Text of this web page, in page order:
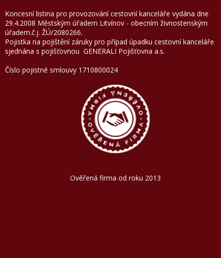
Koncesní listina pro provozování cestovní kanceláře vydána dne
29.4.2008 Městským úřadem Litvínov - obecním živnostenským
úřadem.č.j. ŽÚ/2080266.
Pojistka na pojištění záruky pro případ úpadku cestovní kanceláře
sjednána s pojišťovnou GENERALI Pojišťovna
Číslo pojistné smlouvy 1710800024
Ověřená firma od roku 2013